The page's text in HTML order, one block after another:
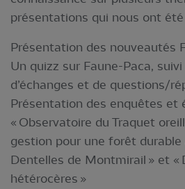
présentations qui nous ont
Présentation des nouveautés
Un quizz sur Faune-Paca, suivi
d’échanges et de questions/
Présentation des enquêtes et
« Observatoire du Traquet
gestion pour une forêt durable
Dentelles de Montmirail » et «
hétérocères »